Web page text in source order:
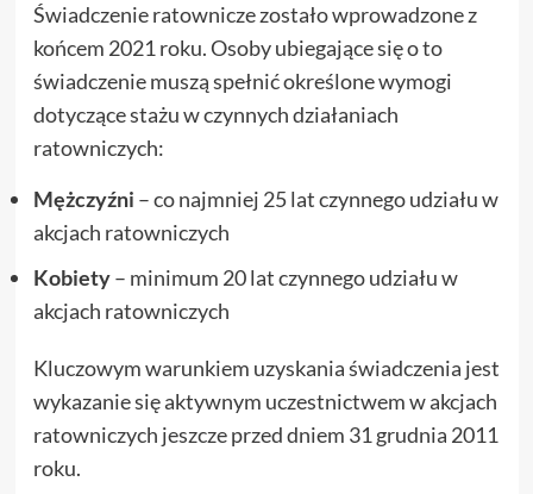
Świadczenie ratownicze zostało wprowadzone z
końcem 2021 roku. Osoby ubiegające się o to
świadczenie muszą spełnić określone wymogi
dotyczące stażu w czynnych działaniach
ratowniczych:
Mężczyźni – co najmniej 25 lat czynnego udziału w
akcjach ratowniczych
Kobiety– minimum 20 lat czynnego udziału w
akcjach ratowniczych
Kluczowym warunkiem uzyskania świadczenia jest
wykazanie się aktywnym uczestnictwem w akcjach
ratowniczych jeszcze przed dniem 31 grudnia 2011
roku.